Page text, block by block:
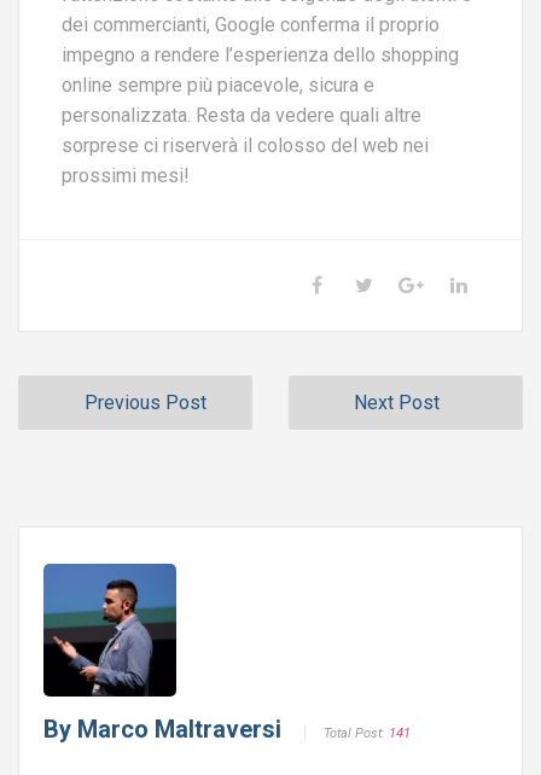
dei commercianti, Google conferma il proprio
impegno a rendere l’esperienza dello shopping
online sempre più piacevole, sicura e
personalizzata. Resta da vedere quali altre
sorprese ci riserverà il colosso del web nei
prossimi mesi!
Previous Post Next Post
By Marco Maltraversi Total Post: 141